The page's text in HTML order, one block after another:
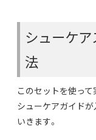
シューケ
法
このセットを使って
シューケアガイドが
いきます。